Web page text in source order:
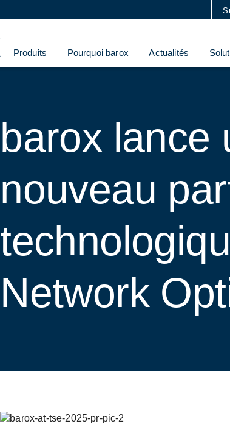
Produits Pourquoi barox Actualités
barox lance
nouveau
Network